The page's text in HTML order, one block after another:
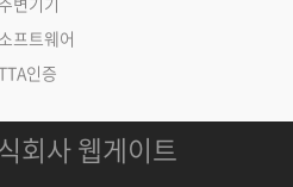
프트웨어
인증
회사 웹게이트